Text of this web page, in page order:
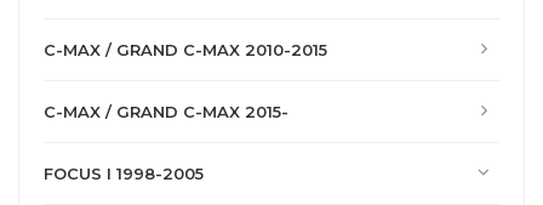
C-MAX / GRAND C-MAX 2010-2015
C-MAX / GRAND C-MAX 2015-
FOCUS I 1998-2005